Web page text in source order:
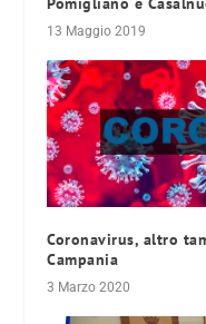
13 Maggio 2019
Coronavirus, altro
Campania
3 Marzo 2020